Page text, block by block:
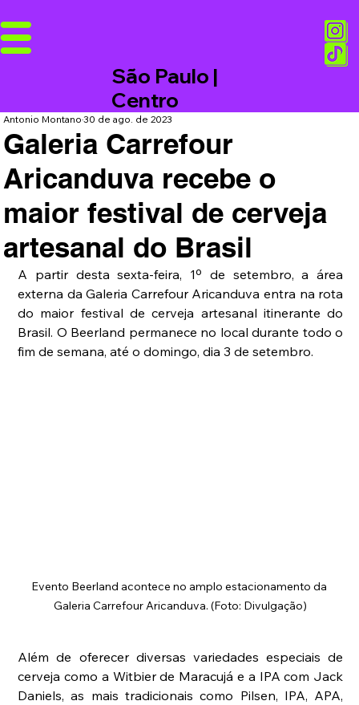
São Paulo |
Centro
Galeria Carrefour
Aricanduva recebe o
maior festival de cerveja
artesanal do Brasil
Antonio Montano30 de ago. de 2023
A partir desta sexta-feira, 1º de setembro, a área
externa da Galeria Carrefour Aricanduva entra na rota
do maior festival de cerveja artesanal itinerante do
Brasil. O Beerland permanece no local durante todo o
fim de semana, até o domingo, dia 3 de setembro.
Evento Beerland acontece no amplo estacionamento da
Galeria Carrefour Aricanduva. (Foto: Divulgação)
Além de oferecer diversas variedades especiais de
cerveja como a Witbier de Maracujá e a IPA com Jack
Daniels, as mais tradicionais como Pilsen, IPA, APA,